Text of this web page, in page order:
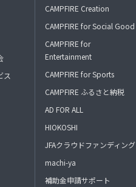
ス
CAMPFIRE Creation
CAMPFIRE for Social Good
CAMPFIRE for
Entertainment
CAMPFIRE for Sports
CAMPFIRE ふるさと納税
AD FOR ALL
HIOKOSHI
JFAクラウドファンディング
machi-ya
補助金申請サポート